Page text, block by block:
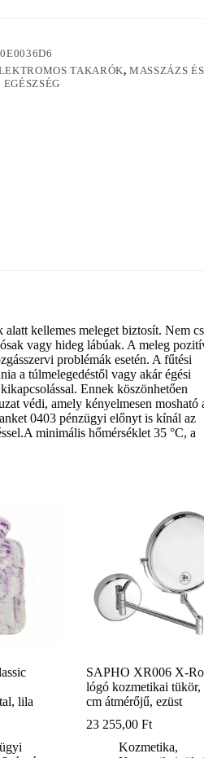
TAKARÓK,MASSZÁZS ÉS
EGÉSZSÉG
kellemes meleget biztosít. Nem
vagy hideg lábúak. A meleg
problémák esetén. A fűtési
a túlmelegedéstől vagy akár égési
Ennek köszönhetően
védi, amely kényelmesen mosható
0403 pénzügyi előnyt is kínál az
minimális hőmérséklet 35 °C, a
lila
SAPHO XR006 X-
lógó kozmetikai tükör,
cm átmérőjű, ezüst
23 255,00Ft
Kozmetika,